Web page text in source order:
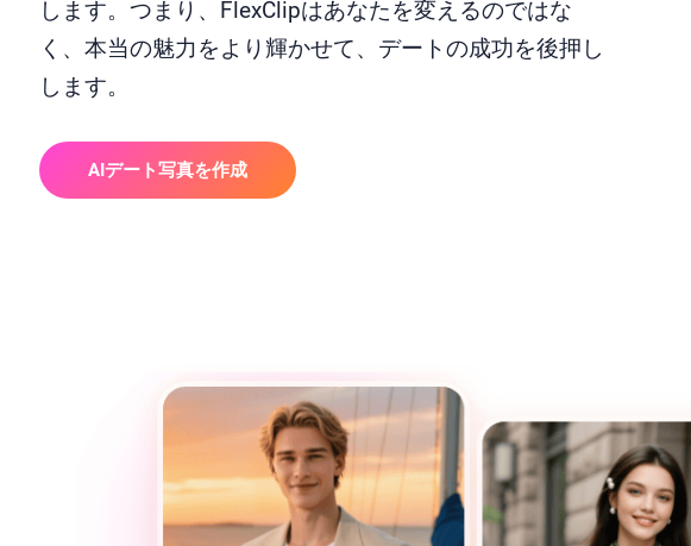
します。つまり、FlexClipはあなたを変えるのではな
く、本当の魅力をより輝かせて、デートの成功を後押し
します。
AIデート写真を作成